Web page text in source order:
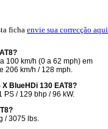
ficha envie sua correcção aqui
100 km/h (0 a 62 mph) em
206 km/h / 128 mph.
BlueHDi 130 EAT8?
/ 129 bhp / 96 kW.
/ 3075 lbs.